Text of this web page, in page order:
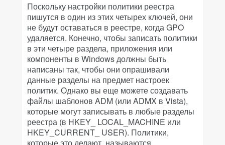
Поскольку настройки политики реестра
пишутся в один из этих четырех ключей, они
не будут оставаться в реестре, когда GPO
удаляется. Конечно, чтобы записать политики
в эти четыре раздела, приложения или
компоненты в Windows должны быть
написаны так, чтобы они опрашивали
данные разделы на предмет настроек
политик. Однако вы еще можете создавать
файлы шаблонов ADM (или ADMX в Vista),
которые могут записывать в любые разделы
реестра (в HKEY_ LOCAL_MACHINE или
HKEY_CURRENT_ USER). Политики,